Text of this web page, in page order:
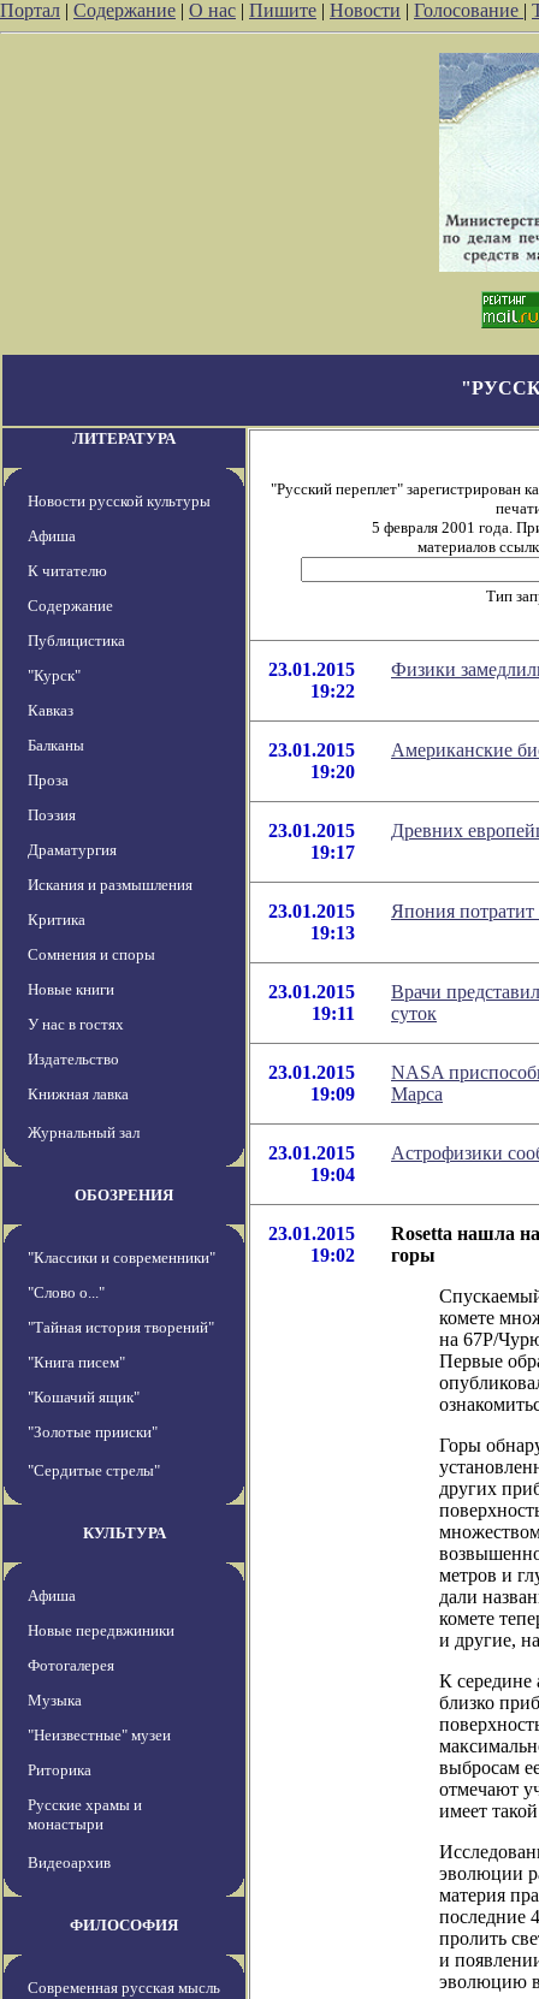
Портал | Содержание | О нас | Пишите | Новости | Голосование |
ЛИТЕРАТУРА
Новости русской культуры
Афиша
К читателю
Содержание
Публицистика
"Курск"
Кавказ
Балканы
Проза
Поэзия
Драматургия
Искания и размышления
Критика
Сомнения и споры
Новые книги
У нас в гостях
Издательство
Книжная лавка
Журнальный зал
ОБОЗРЕНИЯ
"Классики и современники"
"Слово о..."
"Тайная история творений"
"Книга писем"
"Кошачий ящик"
"Золотые прииски"
"Сердитые стрелы"
КУЛЬТУРА
Афиша
Новые передвжиники
Фотогалерея
Музыка
"Неизвестные" музеи
Риторика
Русские храмы и
монастыри
Видеоархив
ФИЛОСОФИЯ
Современная русская мысль
"Русский переплет" зарегистрирован
5 февраля 2001 года.
материалов
Тип
23.01.2015
19:22
Физики
23.01.2015
19:20
Американские
23.01.2015
19:17
Древних
23.01.2015
19:13
Япония
23.01.2015
19:11
Врачи
суток
23.01.2015
19:09
NASA
Марса
23.01.2015
19:04
Астрофизики
23.01.2015
19:02
Rosetta нашла
горы
комете
на 67P/
Первые
Горы
других
метров и
дали
комете
и другие,
К середине
близко
выбросам
отмечают
имеет
эволюции
материя
последние
пролить
и
эволюцию в